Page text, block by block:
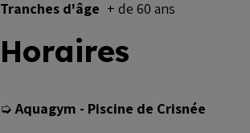
Tranches d'âge + de 60 ans
Horaires
➭Aquagym - Piscine de Crisnée